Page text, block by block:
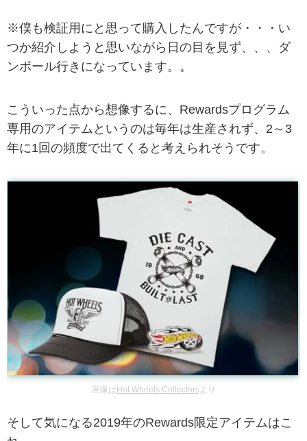
※僕も検証用にと思って購入したんですが・・・い
つか紹介しようと思いながら日の目を見ず、、、ダ
ンボール行きになっています。。
こういった点から想像するに、Rewardsプログラム
専用のアイテムというのは毎年は生産されず、2～3
年に1回の頻度で出てくると考えられそうです。
画像は Hot Wheels Collectors より
そして気になる2019年のRewards限定アイテムはこ